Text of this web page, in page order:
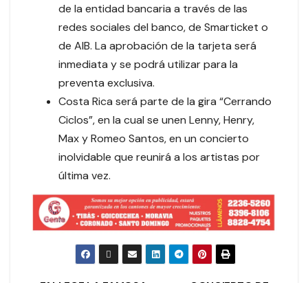
de la entidad bancaria a través de las
redes sociales del banco, de Smarticket o
de AIB. La aprobación de la tarjeta será
inmediata y se podrá utilizar para la
preventa exclusiva.
Costa Rica será parte de la gira “Cerrando
Ciclos”, en la cual se unen Lenny, Henry,
Max y Romeo Santos, en un concierto
inolvidable que reunirá a los artistas por
última vez.